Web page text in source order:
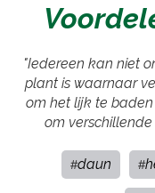
"Iedereen kan niet
plant is waarnaar
om het lijk te
om
#daun #